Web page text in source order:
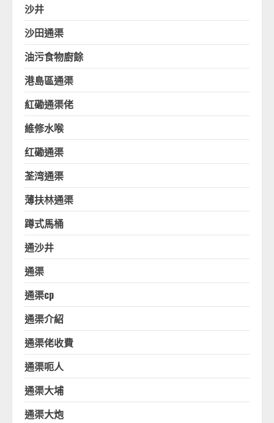
沙井
沙田通渠
油污食物廚餘
港島區通渠
紅磡通渠佬
維修水喉
红磡通渠
荃湾通渠
薄扶林通渠
蹲式馬桶
通沙井
通渠
通渠cp
通渠介紹
通渠佬收費
通渠呃人
通渠大埔
通渠大炮